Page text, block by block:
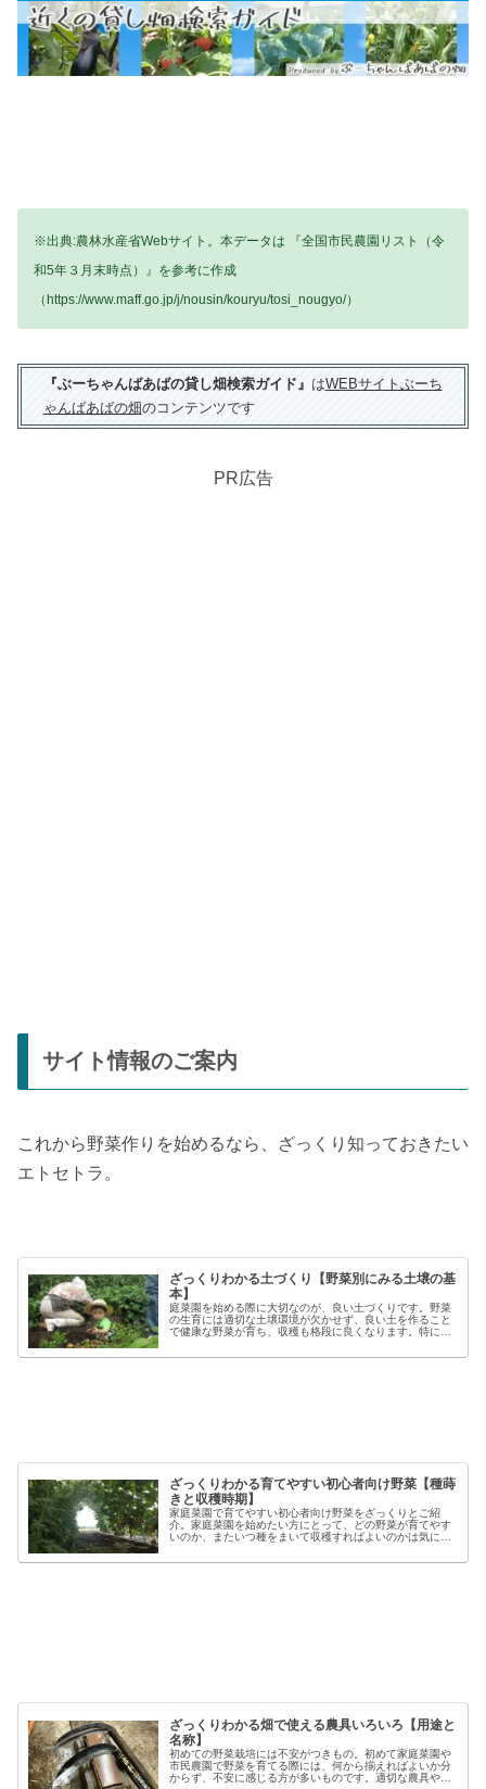
※出典:農林水産省Webサイト。本データは 『全国市民農園リスト（令
和5年３月末時点）』を参考に作成
（https://www.maff.go.jp/j/nousin/kouryu/tosi_nougyo/）
『ぶーちゃんばあばの貸し畑検索ガイド』 はWEBサイトぶーち
ゃんばあばの畑のコンテンツです
PR広告
サイト情報のご案内
これから野菜作りを始めるなら、ざっくり知っておきたい
エトセトラ。
ざっくりわかる土づくり【野菜別にみる土壌の基
本】
庭菜園を始める際に大切なのが、良い土づくりです。野菜
の生育には適切な土壌環境が欠かせず、良い土を作ること
で健康な野菜が育ち、収穫も格段に良くなります。特に初
家庭菜園で失敗しないコツと言える...
ざっくりわかる育てやすい初心者向け野菜【種蒔
きと収穫時期】
家庭菜園で育てやすい初心者向け野菜をざっくりとご紹
介。家庭菜園を始めたい方にとって、どの野菜が育てやす
いのか、またいつ種をまいて収穫すればよいのかは気にな
類でも「早生」「中生」「晩生」など...
ざっくりわかる畑で使える農具いろいろ【用途と
名称】
初めての野菜栽培には不安がつきもの。初めて家庭菜園や
市民農園で野菜を育てる際には、何から揃えればよいか分
からず、不安に感じる方が多いものです。適切な農具や資